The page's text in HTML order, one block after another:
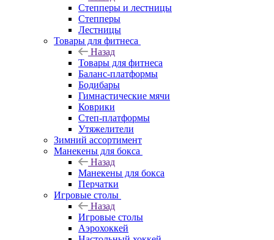
Степперы и лестницы
Степперы
Лестницы
Товары для фитнеса
Назад
Товары для фитнеса
Баланс-платформы
Бодибары
Гимнастические мячи
Коврики
Степ-платформы
Утяжелители
Зимний ассортимент
Манекены для бокса
Назад
Манекены для бокса
Перчатки
Игровые столы
Назад
Игровые столы
Аэрохоккей